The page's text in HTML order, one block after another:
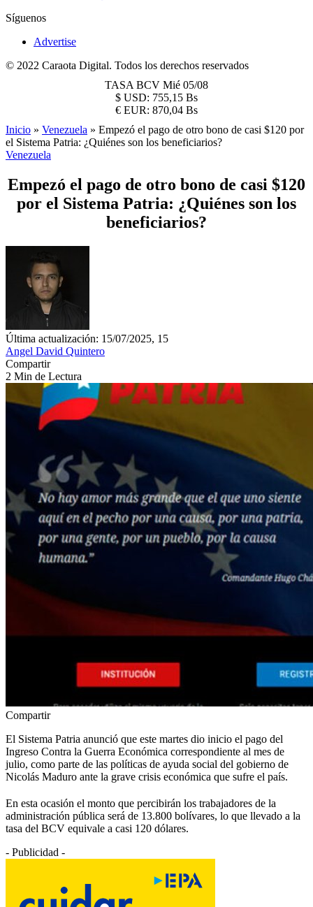
Síguenos
Advertise
© 2022 Caraota Digital. Todos los derechos reservados
TASA BCV Mié 05/08
$ USD: 755,15 Bs
€ EUR: 870,04 Bs
Inicio » Venezuela » Empezó el pago de otro bono de casi $120 por
el Sistema Patria: ¿Quiénes son los beneficiarios?
Venezuela
Empezó el pago de otro bono de casi $120
por el Sistema Patria: ¿Quiénes son los
beneficiarios?
Última actualización: 15/07/2025, 15
Angel David Quintero
Compartir
2 Min de Lectura
Compartir
El Sistema Patria anunció que este martes dio inicio el pago del
Ingreso Contra la Guerra Económica correspondiente al mes de
julio, como parte de las políticas de ayuda social del gobierno de
Nicolás Maduro ante la grave crisis económica que sufre el país.
En esta ocasión el monto que percibirán los trabajadores de la
administración pública será de 13.800 bolívares, lo que llevado a la
tasa del BCV equivale a casi 120 dólares.
- Publicidad -